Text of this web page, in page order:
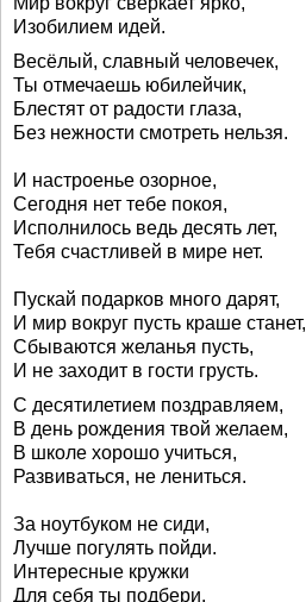
Изобилием идей.
Весёлый, славный человечек,
Ты отмечаешь юбилейчик,
Блестят от радости глаза,
Без нежности смотреть нельзя.
И настроенье озорное,
Сегодня нет тебе покоя,
Исполнилось ведь десять лет,
Тебя счастливей в мире нет.
Пускай подарков много дарят,
И мир вокруг пусть краше станет,
Сбываются желанья пусть,
И не заходит в гости грусть.
С десятилетием поздравляем,
В день рождения твой желаем,
В школе хорошо учиться,
Развиваться, не лениться.
За ноутбуком не сиди,
Лучше погулять пойди.
Интересные кружки
Для себя ты подбери.